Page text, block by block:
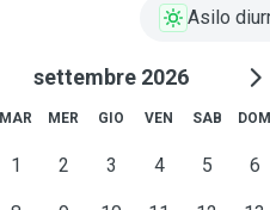
Asilo
settembre 2026
MAR MER GIO VEN SAB DOM
1 2 3 4 5 6